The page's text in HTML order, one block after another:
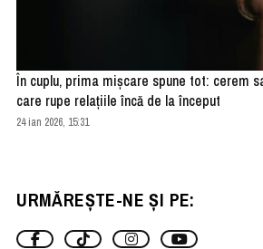
În cuplu, prima mișcare spune tot: cerem
care rupe relațiile încă de la început
24 ian 2026, 15:31
URMĂREȘTE-NE ȘI PE: